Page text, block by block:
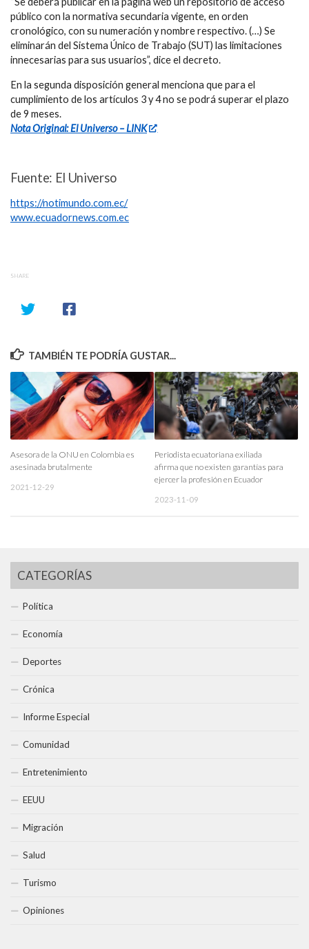
público con la normativa secundaria vigente, en orden
cronológico, con su numeración y nombre respectivo. (…) Se
eliminarán del Sistema Único de Trabajo (SUT) las limitaciones
innecesarias para sus usuarios”, dice el decreto.
En la segunda disposición general menciona que para el
cumplimiento de los artículos 3 y 4 no se podrá superar el plazo
de 9 meses.
Nota Original: El Universo – LINK
Fuente: El Universo
https://notimundo.com.ec/
www.ecuadornews.com.ec
SHARE
TAMBIÉN TE PODRÍA GUSTAR...
Asesora de la ONU en Colombia es
asesinada brutalmente
2021-12-29
Periodista ecuatoriana exiliada
afirma que no existen garantías para
ejercer la profesión en Ecuador
2023-11-09
CATEGORÍAS
Política
Economía
Deportes
Crónica
Informe Especial
Comunidad
Entretenimiento
EEUU
Migración
Salud
Turismo
Opiniones